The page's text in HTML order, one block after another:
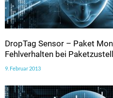
DropTag Sensor – Paket
Fehlverhalten bei
9. Februar 2013